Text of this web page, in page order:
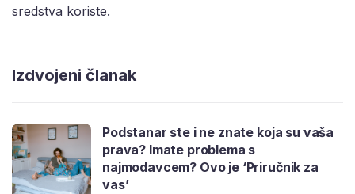
sredstva koriste.
Izdvojeni članak
Podstanar ste i ne znate koja su vaša
prava? Imate problema s
najmodavcem? Ovo je ‘Priručnik za
vas’